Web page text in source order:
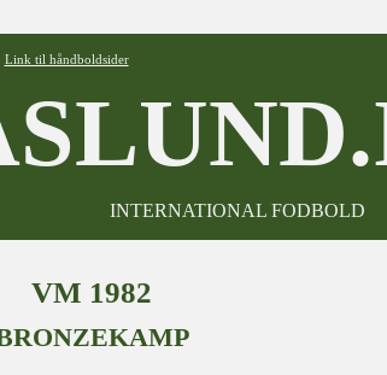
Link til håndboldsider
INTERNATIONAL FODBOLD
VM 1982